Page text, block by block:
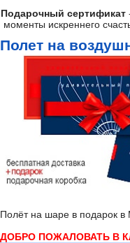
Подарочный сертификат
моменты искреннего
Полет на
Полёт на шаре в подарок в
ДОБРО ПОЖАЛОВАТЬ В